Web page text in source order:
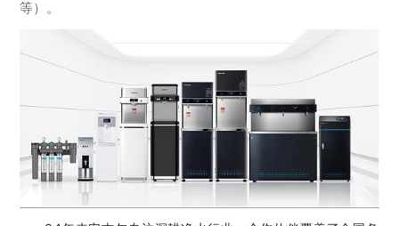
等）。